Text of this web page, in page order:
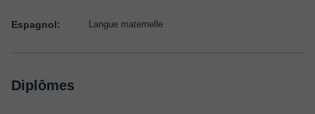
Espagnol: Langue maternelle
Diplômes